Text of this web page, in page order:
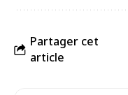
Partager cet
article